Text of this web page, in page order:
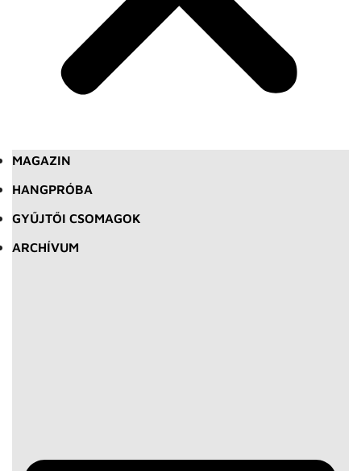
MAGAZIN
HANGPRÓBA
GYŰJTŐI CSOMAGOK
ARCHÍVUM